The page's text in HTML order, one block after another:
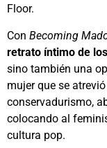
Floor.
Con Becoming
retrato íntimo de
sino también una
mujer que se
conservadurismo,
colocando al
cultura pop.